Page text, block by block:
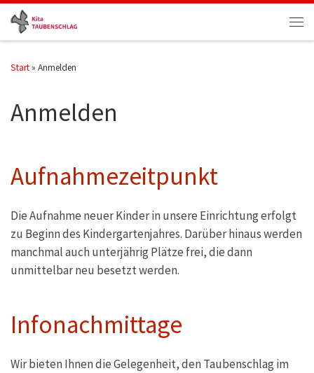
Zum Inhalt springen
Start » Anmelden
Anmelden
Aufnahmezeitpunkt
Die Aufnahme neuer Kinder in unsere Einrichtung erfolgt
zu Beginn des Kindergartenjahres. Darüber hinaus werden
manchmal auch unterjährig Plätze frei, die dann
unmittelbar neu besetzt werden.
Infonachmittage
Wir bieten Ihnen die Gelegenheit, den Taubenschlag im